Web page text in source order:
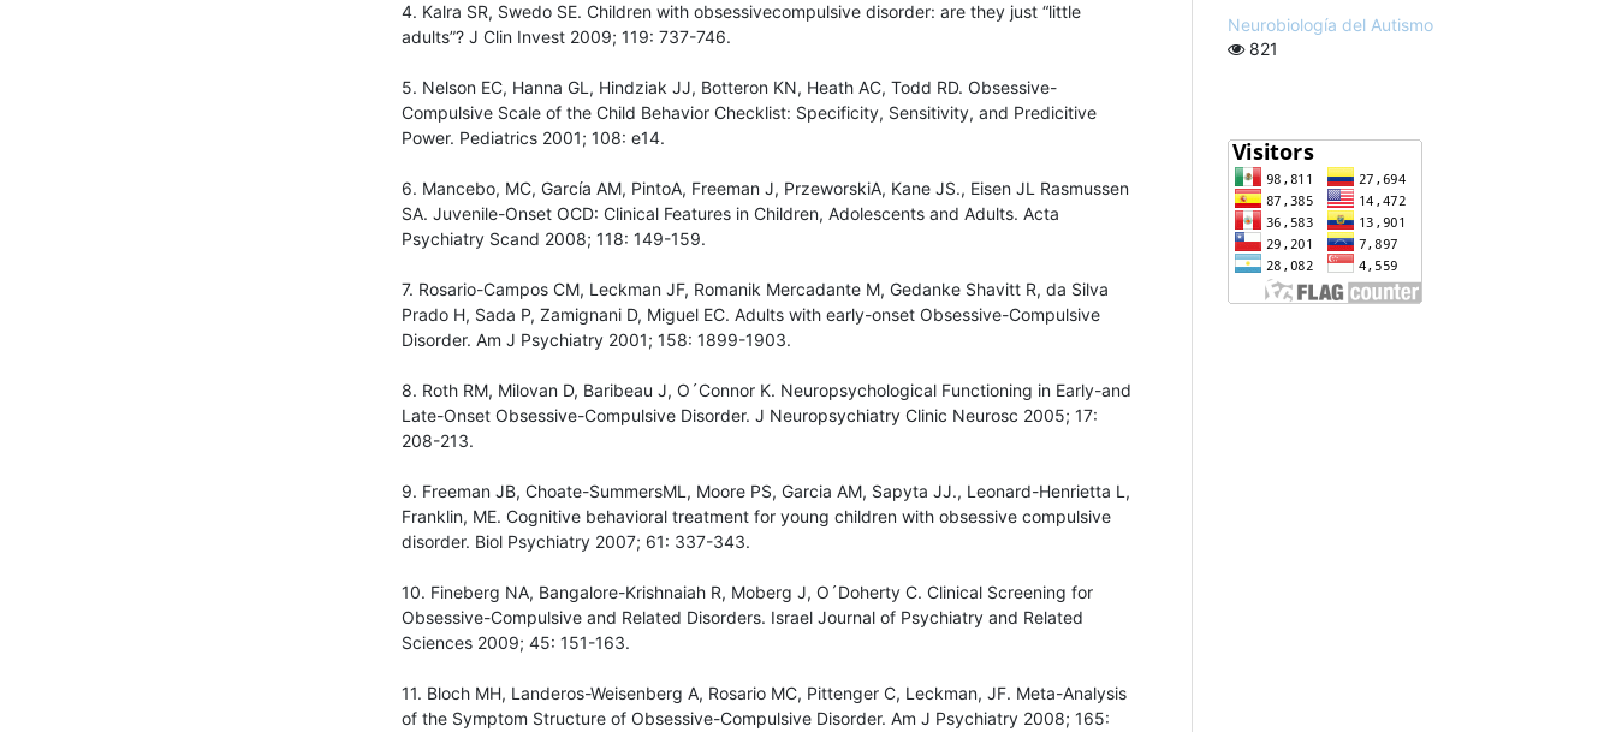
4. Kalra SR, Swedo SE. Children with obsessivecompulsive disorder: are they just “little
adults”? J Clin Invest 2009; 119: 737-746.
5. Nelson EC, Hanna GL, Hindziak JJ, Botteron KN, Heath AC, Todd RD. Obsessive-
Compulsive Scale of the Child Behavior Checklist: Specificity, Sensitivity, and Predicitive
Power. Pediatrics 2001; 108: e14.
6. Mancebo, MC, García AM, PintoA, Freeman J, PrzeworskiA, Kane JS., Eisen JL Rasmussen
SA. Juvenile-Onset OCD: Clinical Features in Children, Adolescents and Adults. Acta
Psychiatry Scand 2008; 118: 149-159.
7. Rosario-Campos CM, Leckman JF, Romanik Mercadante M, Gedanke Shavitt R, da Silva
Prado H, Sada P, Zamignani D, Miguel EC. Adults with early-onset Obsessive-Compulsive
Disorder. Am J Psychiatry 2001; 158: 1899-1903.
8. Roth RM, Milovan D, Baribeau J, O´Connor K. Neuropsychological Functioning in Early-and
Late-Onset Obsessive-Compulsive Disorder. J Neuropsychiatry Clinic Neurosc 2005; 17:
208-213.
9. Freeman JB, Choate-SummersML, Moore PS, Garcia AM, Sapyta JJ., Leonard-Henrietta L,
Franklin, ME. Cognitive behavioral treatment for young children with obsessive compulsive
disorder. Biol Psychiatry 2007; 61: 337-343.
10. Fineberg NA, Bangalore-Krishnaiah R, Moberg J, O´Doherty C. Clinical Screening for
Obsessive-Compulsive and Related Disorders. Israel Journal of Psychiatry and Related
Sciences 2009; 45: 151-163.
11. Bloch MH, Landeros-Weisenberg A, Rosario MC, Pittenger C, Leckman, JF. Meta-Analysis
of the Symptom Structure of Obsessive-Compulsive Disorder. Am J Psychiatry 2008; 165:
Neurobiología del Autismo
821